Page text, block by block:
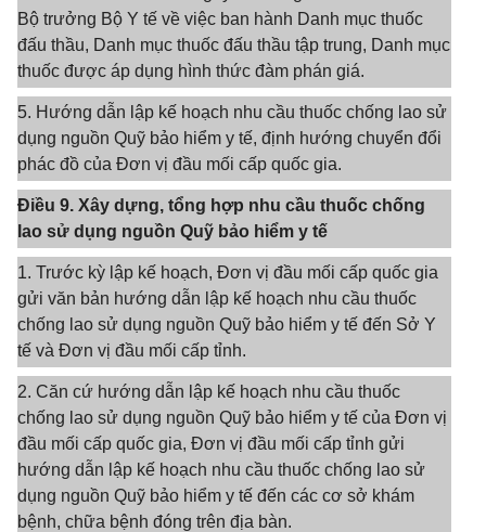
Bộ trưởng Bộ Y tế về việc ban hành Danh mục thuốc
đấu thầu, Danh mục thuốc đấu thầu tập trung, Danh mục
thuốc được áp dụng hình thức đàm phán giá.
5. Hướng dẫn lập kế hoạch nhu cầu thuốc chống lao sử
dụng nguồn Quỹ bảo hiểm y tế, định hướng chuyển đổi
phác đồ của Đơn vị đầu mối cấp quốc gia.
Điều 9. Xây dựng, tổng hợp nhu cầu thuốc chống
lao sử dụng nguồn Quỹ bảo hiểm y tế
1. Trước kỳ lập kế hoạch, Đơn vị đầu mối cấp quốc gia
gửi văn bản hướng dẫn lập kế hoạch nhu cầu thuốc
chống lao sử dụng nguồn Quỹ bảo hiểm y tế đến Sở Y
tế và Đơn vị đầu mối cấp tỉnh.
2. Căn cứ hướng dẫn lập kế hoạch nhu cầu thuốc
chống lao sử dụng nguồn Quỹ bảo hiểm y tế của Đơn vị
đầu mối cấp quốc gia, Đơn vị đầu mối cấp tỉnh gửi
hướng dẫn lập kế hoạch nhu cầu thuốc chống lao sử
dụng nguồn Quỹ bảo hiểm y tế đến các cơ sở khám
bệnh, chữa bệnh đóng trên địa bàn.